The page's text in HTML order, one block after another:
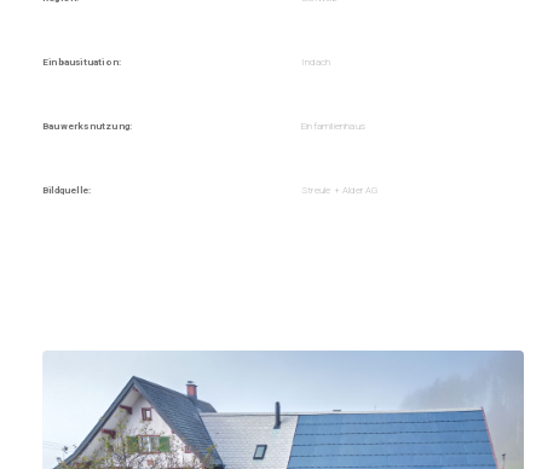
Einbausituation: Indach
Bauwerksnutzung: Einfamilienhaus
Bildquelle: Streule + Alder AG